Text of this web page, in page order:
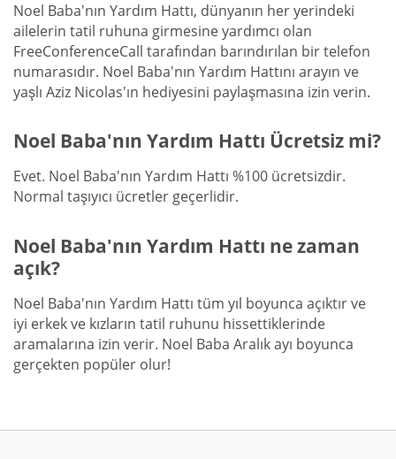
Noel Baba'nın Yardım Hattı, dünyanın her yerindeki
ailelerin tatil ruhuna girmesine yardımcı olan
FreeConferenceCall tarafından barındırılan bir telefon
numarasıdır. Noel Baba'nın Yardım Hattını arayın ve
yaşlı Aziz Nicolas'ın hediyesini paylaşmasına izin verin.
Noel Baba'nın Yardım Hattı Ücretsiz mi?
Evet. Noel Baba'nın Yardım Hattı %100 ücretsizdir.
Normal taşıyıcı ücretler geçerlidir.
Noel Baba'nın Yardım Hattı ne zaman
açık?
Noel Baba'nın Yardım Hattı tüm yıl boyunca açıktır ve
iyi erkek ve kızların tatil ruhunu hissettiklerinde
aramalarına izin verir. Noel Baba Aralık ayı boyunca
gerçekten popüler olur!